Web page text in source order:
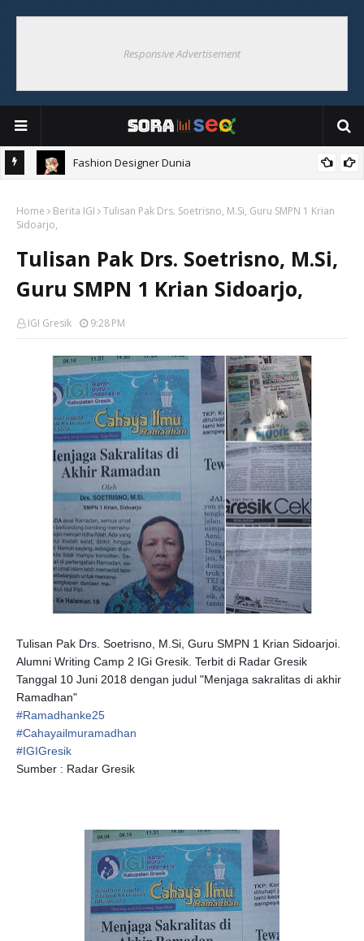
Responsive Advertisement
Fashion Designer Dunia
Home Berita IGI
Tulisan Pak Drs. Soetrisno, M.Si, Guru SMPN 1 Krian
Sidoarjo,
Tulisan Pak Drs. Soetrisno, M.Si,
Guru SMPN 1 Krian Sidoarjo,
IGI Gresik 9:28 PM
Tulisan Pak Drs. Soetrisno, M.Si, Guru SMPN 1 Krian Sidoarjoi.
Alumni Writing Camp 2 IGi Gresik. Terbit di Radar Gresik
Tanggal 10 Juni 2018 dengan judul "Menjaga sakralitas di akhir
Ramadhan"
#Ramadhanke25
#Cahayailmuramadhan
#IGIGresik
Sumber : Radar Gresik